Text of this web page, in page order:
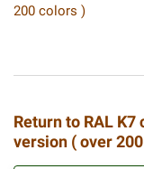
200 colors )
Return to RAL
version ( over